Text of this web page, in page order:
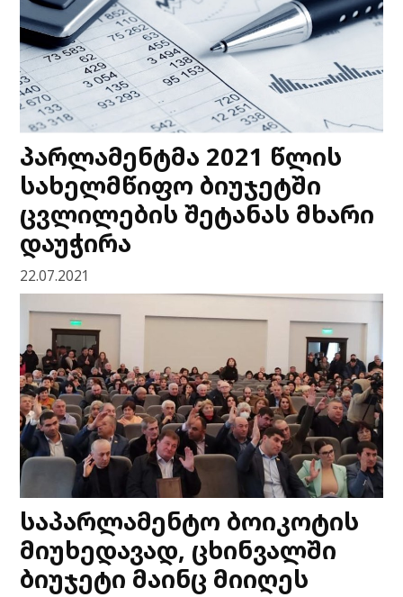
პარლამენტმა 2021 წლის
სახელმწიფო ბიუჯეტში
ცვლილების შეტანას მხარი
დაუჭირა
22.07.2021
საპარლამენტო ბოიკოტის
მიუხედავად, ცხინვალში
ბიუჯეტი მაინც მიიღეს